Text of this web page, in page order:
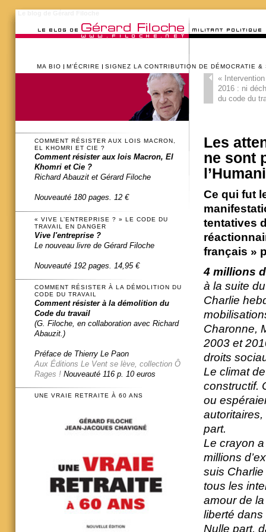
MA BIO M’ÉCRIRE SIGNEZ LA CONTRIBUTION DE DÉMOCRATIE &
«Intervention
2016 : ni
du code du
Les
ne sont
Ce qui fut
tentatives
français »
4 millions
à la suite
Charlie
Charonne,
2003 et
droits
Le climat
constructif.
ou
part.
Le crayon
millions
suis
tous les
amour de
liberté
Nulle part,
COMMENT RÉSISTER AUX LOIS MACRON,
EL KHOMRI ET CIE ?
Comment résister aux lois Macron, El
Khomri et Cie ?
Richard Abauzit et Gérard Filoche
Nouveauté 180 pages. 12 €
« VIVE L’ENTREPRISE ? » LE CODE DU
TRAVAIL EN DANGER
Vive l'entreprise ?
Le nouveau livre de Gérard Filoche
Nouveauté 192 pages. 14,95 €
COMMENT RÉSISTER À LA DÉMOLITION DU
CODE DU TRAVAIL
Comment résister à la démolition du
Code du travail
(G. Filoche, en collaboration avec Richard
Abauzit.)
Préface de Thierry Le Paon
Aux Éditions Le Vent se lève, collection Ô
Rages ! Nouveauté 116 p. 10 euros
UNE VRAIE RETRAITE À 60 ANS